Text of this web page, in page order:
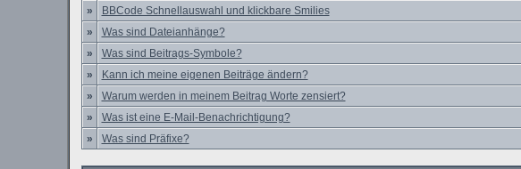
»
BBCode Schnellauswahl und klickbare Smilies
»
Was sind Dateianhänge?
»
Was sind Beitrags-Symbole?
»
Kann ich meine eigenen Beiträge ändern?
»
Warum werden in meinem Beitrag Worte zensiert?
»
Was ist eine E-Mail-Benachrichtigung?
»
Was sind Präfixe?